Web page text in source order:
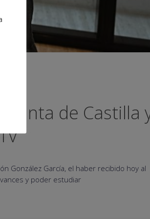
Junta de Castilla
González García, el haber recibido hoy al
y poder estudiar